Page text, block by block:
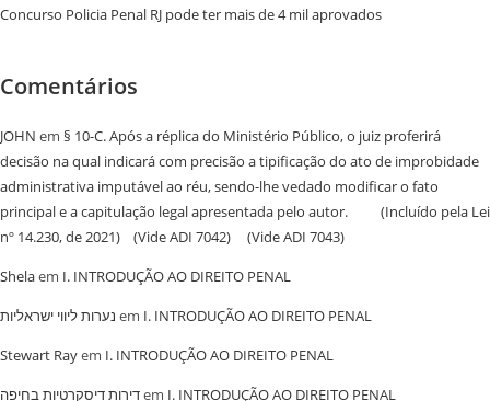
Concurso Policia Penal RJ pode ter mais de 4 mil aprovados
Comentários
JOHN em § 10-C. Após a réplica do Ministério Público, o juiz proferirá
decisão na qual indicará com precisão a tipificação do ato de improbidade
administrativa imputável ao réu, sendo-lhe vedado modificar o fato
principal e a capitulação legal apresentada pelo autor. (Incluído pela Lei
nº 14.230, de 2021) (Vide ADI 7042) (Vide ADI 7043)
Shelaem I. INTRODUÇÃO AO DIREITO PENAL
נערות ליווי ישראליות em I. INTRODUÇÃO AO DIREITO PENAL
Stewart Rayem I. INTRODUÇÃO AO DIREITO PENAL
‏דירות דיסקרטיות בחיפהem I. INTRODUÇÃO AO DIREITO PENAL